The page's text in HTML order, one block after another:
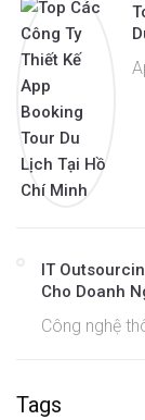
IT
Cho Doanh
Công nghệ
Tags